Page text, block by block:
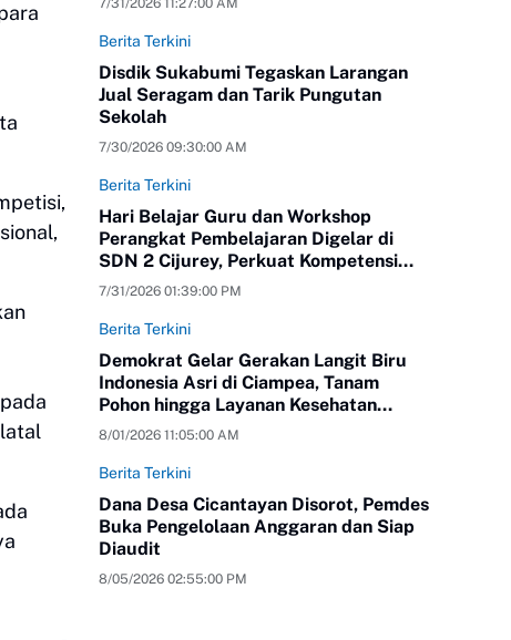
7/31/2026 11:27:00 AM
Berita Terkini
Disdik Sukabumi Tegaskan Larangan
Jual Seragam dan Tarik Pungutan
Sekolah
7/30/2026 09:30:00 AM
Berita Terkini
Hari Belajar Guru dan Workshop
Perangkat Pembelajaran Digelar di
SDN 2 Cijurey, Perkuat Kompetensi
Pendidik
7/31/2026 01:39:00 PM
Berita Terkini
Demokrat Gelar Gerakan Langit Biru
Indonesia Asri di Ciampea, Tanam
Pohon hingga Layanan Kesehatan
Gratis
8/01/2026 11:05:00 AM
Berita Terkini
Dana Desa Cicantayan Disorot, Pemdes
Buka Pengelolaan Anggaran dan Siap
Diaudit
8/05/2026 02:55:00 PM